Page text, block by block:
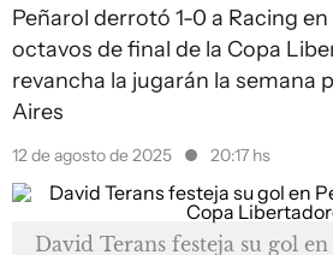
Peñarol derrotó 1-0 a Racing
octavos de final de la Copa
revancha la jugarán la semana
Aires
12 de agosto de 2025 20:17 hs
David Terans festeja su gol